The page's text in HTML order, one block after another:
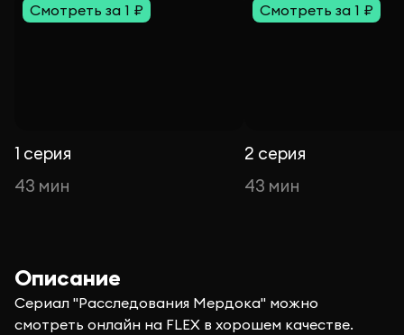
Смотреть за 1 ₽
1 серия
43 мин
Смотреть за 1 ₽
2 серия
43 мин
Описание
Сериал "Расследования Мердока" можно
смотреть онлайн на FLEX в хорошем качестве.